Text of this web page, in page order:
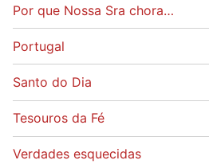
Por que Nossa Sra chora…
Portugal
Santo do Dia
Tesouros da Fé
Verdades esquecidas